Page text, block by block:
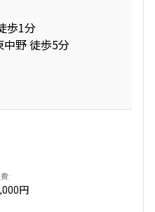
歩1分
中野 徒歩5分
円